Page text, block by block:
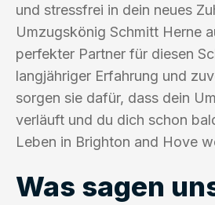
und stressfrei in dein neues
Umzugskönig Schmitt Herne
perfekter Partner für diesen
langjähriger Erfahrung und
sorgen sie dafür, dass dein
verläuft und du dich schon
Leben in Brighton and Hove
Was sagen